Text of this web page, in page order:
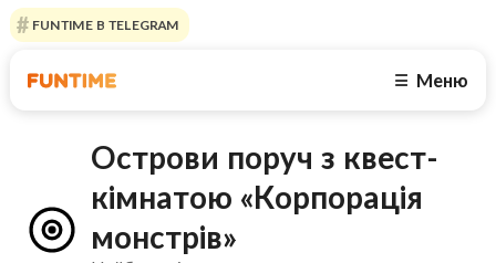
FUNTIME В TELEGRAM
☰ Меню
Острови поруч з квест-
кімнатою «Корпорація
монстрів»